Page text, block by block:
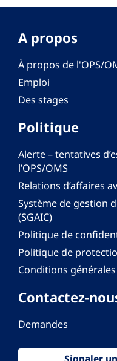
A propos
À propos de l'OPS/
Emploi
Des stages
Politique
Alerte – tentatives
l’OPS/OMS
Relations d’affaires
Système de gestion
(SGAIC)
Politique de
Politique de
Conditions
Contactez-
Demandes